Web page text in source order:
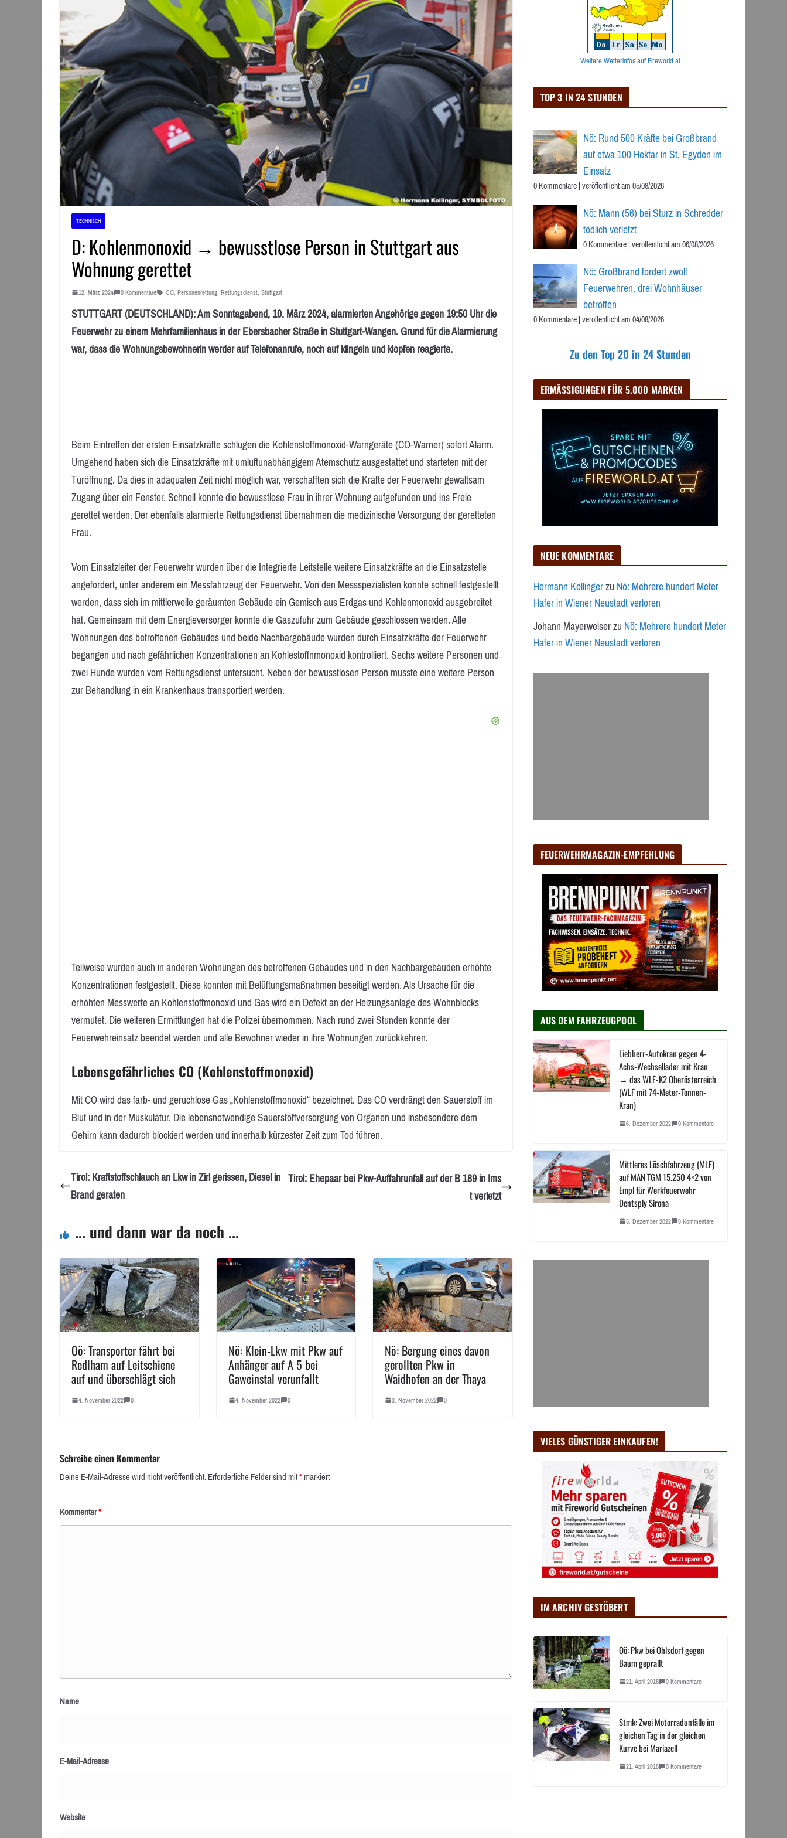
TECHNISCH
D: Kohlenmonoxid → bewusstlose Person in Stuttgart aus
Wohnung gerettet
12. März 2024 0 Kommentare CO, Personenrettung, Rettungsdienst, Stuttgart
STUTTGART (DEUTSCHLAND): Am Sonntagabend, 10. März 2024, alarmierten Angehörige gegen 19:50 Uhr die
Feuerwehr zu einem Mehrfamilienhaus in der Ebersbacher Straße in Stuttgart-Wangen. Grund für die Alarmierung
war, dass die Wohnungsbewohnerin werder auf Telefonanrufe, noch auf klingeln und klopfen reagierte.
Beim Eintreffen der ersten Einsatzkräfte schlugen die Kohlenstoffmonoxid-Warngeräte (CO-Warner) sofort Alarm.
Umgehend haben sich die Einsatzkräfte mit umluftunabhängigem Atemschutz ausgestattet und starteten mit der
Türöffnung. Da dies in adäquaten Zeit nicht möglich war, verschafften sich die Kräfte der Feuerwehr gewaltsam
Zugang über ein Fenster. Schnell konnte die bewusstlose Frau in ihrer Wohnung aufgefunden und ins Freie
gerettet werden. Der ebenfalls alarmierte Rettungsdienst übernahmen die medizinische Versorgung der geretteten
Frau.
Vom Einsatzleiter der Feuerwehr wurden über die Integrierte Leitstelle weitere Einsatzkräfte an die Einsatzstelle
angefordert, unter anderem ein Messfahrzeug der Feuerwehr. Von den Messspezialisten konnte schnell festgestellt
werden, dass sich im mittlerweile geräumten Gebäude ein Gemisch aus Erdgas und Kohlenmonoxid ausgebreitet
hat. Gemeinsam mit dem Energieversorger konnte die Gaszufuhr zum Gebäude geschlossen werden. Alle
Wohnungen des betroffenen Gebäudes und beide Nachbargebäude wurden durch Einsatzkräfte der Feuerwehr
begangen und nach gefährlichen Konzentrationen an Kohlestoffnmonoxid kontrolliert. Sechs weitere Personen und
zwei Hunde wurden vom Rettungsdienst untersucht. Neben der bewusstlosen Person musste eine weitere Person
zur Behandlung in ein Krankenhaus transportiert werden.
Teilweise wurden auch in anderen Wohnungen des betroffenen Gebäudes und in den Nachbargebäuden erhöhte
Konzentrationen festgestellt. Diese konnten mit Belüftungsmaßnahmen beseitigt werden. Als Ursache für die
erhöhten Messwerte an Kohlenstoffmonoxid und Gas wird ein Defekt an der Heizungsanlage des Wohnblocks
vermutet. Die weiteren Ermittlungen hat die Polizei übernommen. Nach rund zwei Stunden konnte der
Feuerwehreinsatz beendet werden und alle Bewohner wieder in ihre Wohnungen zurückkehren.
Lebensgefährliches CO (Kohlenstoffmonoxid)
Mit CO wird das farb- und geruchlose Gas „Kohlenstoffmonoxid“ bezeichnet. Das CO verdrängt den Sauerstoff im
Blut und in der Muskulatur. Die lebensnotwendige Sauerstoffversorgung von Organen und insbesondere dem
Gehirn kann dadurch blockiert werden und innerhalb kürzester Zeit zum Tod führen.
Tirol: Kraftstoffschlauch an Lkw in Zirl gerissen, Diesel in
Brand geraten
Tirol: Ehepaar bei Pkw-Auffahrunfall auf der B 189 in Ims
t verletzt
... und dann war da noch ...
Oö: Transporter fährt bei
Redlham auf Leitschiene
auf und überschlägt sich
4. November 2022 0
Nö: Klein-Lkw mit Pkw auf
Anhänger auf A 5 bei
Gaweinstal verunfallt
4. November 2022 0
Nö: Bergung eines davon
gerollten Pkw in
Waidhofen an der Thaya
3. November 2022 0
Schreibe einen Kommentar
Deine E-Mail-Adresse wird nicht veröffentlicht.Erforderliche Felder sind mit*markiert
Kommentar*
Name
E-Mail-Adresse
Website
Weitere Wetterinfos auf Fireworld.at
TOP 3 IN 24 STUNDEN
Nö: Rund 500 Kräfte bei Großbrand
auf etwa 100 Hektar in St. Egyden im
Einsatz
0 Kommentare|veröffentlicht am 05/08/2026
Nö: Mann (56) bei Sturz in Schredder
tödlich verletzt
0 Kommentare|veröffentlicht am 06/08/2026
Nö: Großbrand fordert zwölf
Feuerwehren, drei Wohnhäuser
betroffen
0 Kommentare|veröffentlicht am 04/08/2026
Zu den Top 20 in 24 Stunden
ERMÄSSIGUNGEN FÜR 5.000 MARKEN
NEUE KOMMENTARE
Hermann KollingerzuNö: Mehrere hundert Meter
Hafer in Wiener Neustadt verloren
Johann MayerweiserzuNö: Mehrere hundert Meter
Hafer in Wiener Neustadt verloren
FEUERWEHRMAGAZIN-EMPFEHLUNG
AUS DEM FAHRZEUGPOOL
Liebherr-Autokran gegen 4-
Achs-Wechsellader mit Kran
→ das WLF-K2 Oberösterreich
(WLF mit 74-Meter-Tonnen-
Kran)
6. Dezember 2022 0 Kommentare
Mittleres Löschfahrzeug (MLF)
auf MAN TGM 15.250 4×2 von
Empl für Werkfeuerwehr
Dentsply Sirona
5. Dezember 2022 0 Kommentare
VIELES GÜNSTIGER EINKAUFEN!
IM ARCHIV GESTÖBERT
Oö: Pkw bei Ohlsdorf gegen
Baum geprallt
21. April 2018 0 Kommentare
Stmk: Zwei Motorradunfälle im
gleichen Tag in der gleichen
Kurve bei Mariazell
21. April 2018 0 Kommentare